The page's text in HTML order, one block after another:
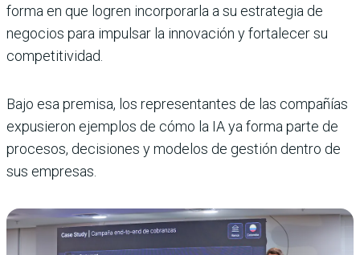
forma en que logren incorporarla a su estrategia de
negocios para impulsar la innovación y fortalecer su
competitividad.
Bajo esa premisa, los representantes de las compañías
expusieron ejemplos de cómo la IA ya forma parte de
procesos, decisiones y modelos de gestión dentro de
sus empresas.